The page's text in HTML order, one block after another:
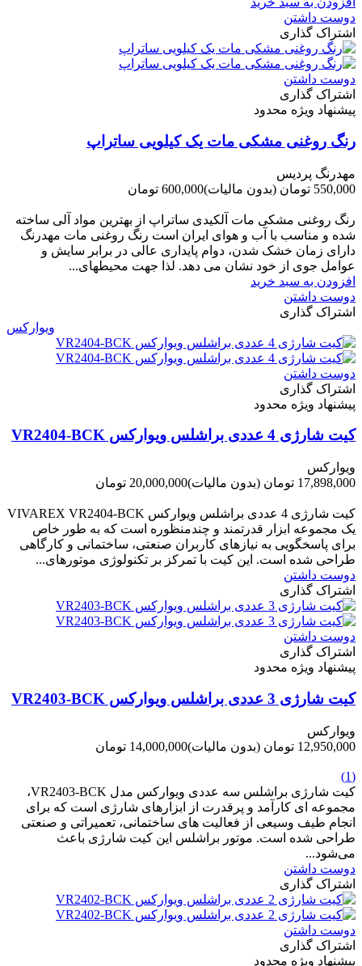
دوست داشتن
اشتراک گذاری
دوست داشتن
اشتراک گذاری
پیشنهاد ویژه محدود
رنگ روغنی مشکی مات یک کیلویی ساتراپ
مهدرنگ پردیس
550,000 تومان
(بدون مالیات)600,000 تومان
رنگ روغنی مشکی مات آلکیدی ساتراپ از بهترین مواد آلی ساخته
شده و مناسب با آب و هوای ایران است رنگ روغنی مات مهدرنگ
دارای زﻣﺎن ﺧﺸﮏ ﺷﺪن، دوام ﭘﺎﯾﺪاری عالی در ﺑﺮاﺑﺮ ﺳﺎﯾﺶ و
ﻋﻮاﻣﻞ ﺟﻮی از ﺧﻮد ﻧﺸﺎن ﻣﯽ دﻫﺪ. ﻟﺬا ﺟﻬﺖ ﻣﺤﯿﻄ‌‌ﻬﺎی...
افزودن به سبد خرید
دوست داشتن
اشتراک گذاری
ویوارکس
دوست داشتن
اشتراک گذاری
پیشنهاد ویژه محدود
کیت شارژی 4 عددی براشلس ویوارکس VR2404-BCK
ویوارکس
17,898,000 تومان
(بدون مالیات)20,000,000 تومان
کیت شارژی 4 عددی براشلس ویوارکس VIVAREX VR2404-BCK
یک مجموعه ابزار قدرتمند و چندمنظوره است که به طور خاص
برای پاسخگویی به نیازهای کاربران صنعتی، ساختمانی و کارگاهی
طراحی شده است. این کیت با تمرکز بر تکنولوژی موتورهای...
دوست داشتن
اشتراک گذاری
دوست داشتن
اشتراک گذاری
پیشنهاد ویژه محدود
کیت شارژی 3 عددی براشلس ویوارکس VR2403-BCK
ویوارکس
12,950,000 تومان
(بدون مالیات)14,000,000 تومان
(1)
کیت شارژی براشلس سه عددی ویوارکس مدل VR2403-BCK،
مجموعه ای کارآمد و پرقدرت از ابزارهای شارژی است که برای
انجام طیف وسیعی از فعالیت های ساختمانی، تعمیراتی و صنعتی
طراحی شده است. موتور براشلس این کیت شارژی باعث
می‌شود...
دوست داشتن
اشتراک گذاری
دوست داشتن
اشتراک گذاری
پیشنهاد ویژه محدود